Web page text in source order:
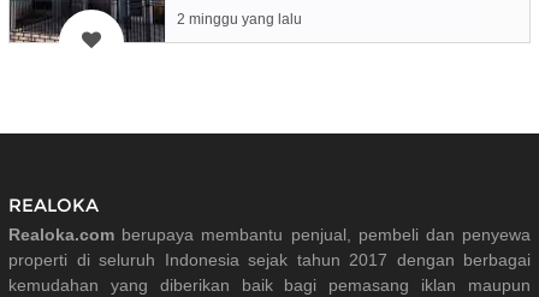
2 minggu yang lalu
REALOKA
Realoka.com berupaya membantu penjual, pembeli dan penyewa
properti di seluruh Indonesia sejak tahun 2017 dengan berbagai
kemudahan yang diberikan baik bagi pemasang iklan maupun